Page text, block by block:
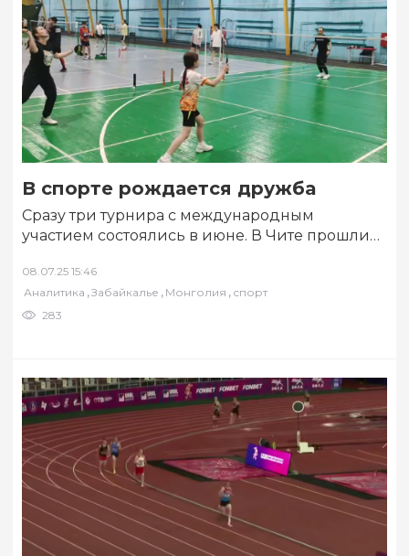
В спорте рождается дружба
Сразу три турнира с международным
участием состоялись в июне. В Чите прошли
«Солнечное Забайкалье» с…
08.07.25 15:46
Аналитика ,Забайкалье , Монголия , спорт
283